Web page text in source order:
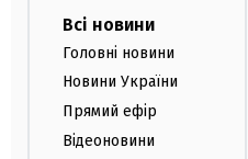
Всі новини
Головні новини
Новини України
Прямий ефір
Відеоновини